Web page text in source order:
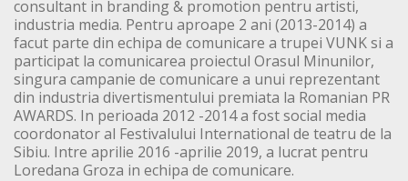
consultant in branding & promotion pentru artisti,
industria media. Pentru aproape 2 ani (2013-2014) a
facut parte din echipa de comunicare a trupei VUNK si a
participat la comunicarea proiectul Orasul Minunilor,
singura campanie de comunicare a unui reprezentant
din industria divertismentului premiata la Romanian PR
AWARDS. In perioada 2012 -2014 a fost social media
coordonator al Festivalului International de teatru de la
Sibiu. Intre aprilie 2016 -aprilie 2019, a lucrat pentru
Loredana Groza in echipa de comunicare.